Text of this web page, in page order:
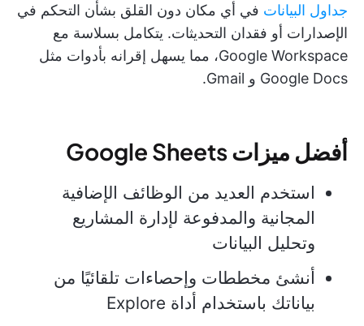
جداول البيانات في أي مكان دون القلق بشأن التحكم في
الإصدارات أو فقدان التحديثات. يتكامل بسلاسة مع
Google Workspace، مما يسهل إقرانه بأدوات مثل
Google Docs و Gmail.
أفضل ميزات Google Sheets
استخدم العديد من الوظائف الإضافية
المجانية والمدفوعة لإدارة المشاريع
وتحليل البيانات
أنشئ مخططات وإحصاءات تلقائيًا من
بياناتك باستخدام أداة Explore